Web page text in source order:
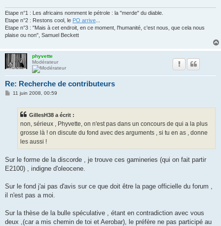
Etape n°1 : Les africains nomment le pétrole : la "merde" du diable.
Etape n°2 : Restons cool, le PO arrive
Etape n°3 : "Mais à cet endroit, en ce moment, l'humanité, c'est nous, que cela nous
plaise ou non", Samuel Beckett
phyvette
Modérateur
Re: Recherche de contributeurs
M11 juin 2008, 00:59
GillesH38 a écrit :
non, sérieux , Phyvette, on n'est pas dans un concours de qui a la plus
grosse là ! on discute du fond avec des arguments , si tu en as , donne
les aussi !
Sur le forme de la discorde , je trouve ces gamineries (qui on fait partir
E2100) , indigne d'oleocene.
Sur le fond j'ai pas d'avis sur ce que doit être la page officielle du forum ,
il n'est pas a moi.
Sur la thèse de la bulle spéculative , étant en contradiction avec vous
deux ,(car a mis chemin de toi et Aerobar), le préfère ne pas participé au